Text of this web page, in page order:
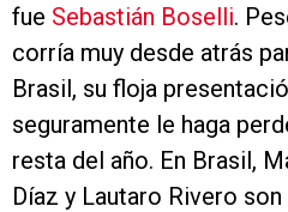
fue Sebastián Boselli.
corría muy desde atrás
Brasil, su floja
seguramente le haga
resta del año. En Brasil,
Díaz y Lautaro Rivero